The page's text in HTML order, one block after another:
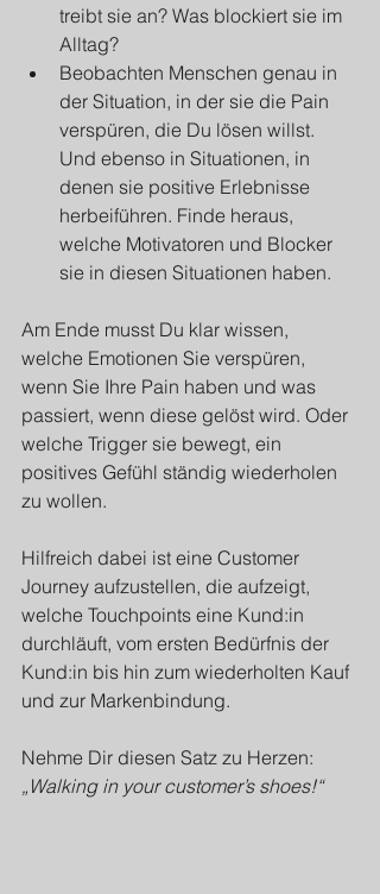
treibt sie an? Was blockiert sie im
Alltag?
Beobachten Menschen genau in
der Situation, in der sie die Pain
verspüren, die Du lösen willst.
Und ebenso in Situationen, in
denen sie positive Erlebnisse
herbeiführen. Finde heraus,
welche Motivatoren und Blocker
sie in diesen Situationen haben.
Am Ende musst Du klar wissen,
welche Emotionen Sie verspüren,
wenn Sie Ihre Pain haben und was
passiert, wenn diese gelöst wird. Oder
welche Trigger sie bewegt, ein
positives Gefühl ständig wiederholen
zu wollen.
Hilfreich dabei ist eine Customer
Journey aufzustellen, die aufzeigt,
welche Touchpoints eine Kund:in
durchläuft, vom ersten Bedürfnis der
Kund:in bis hin zum wiederholten Kauf
und zur Markenbindung.
Nehme Dir diesen Satz zu Herzen:
„Walking in your customer’s shoes!“